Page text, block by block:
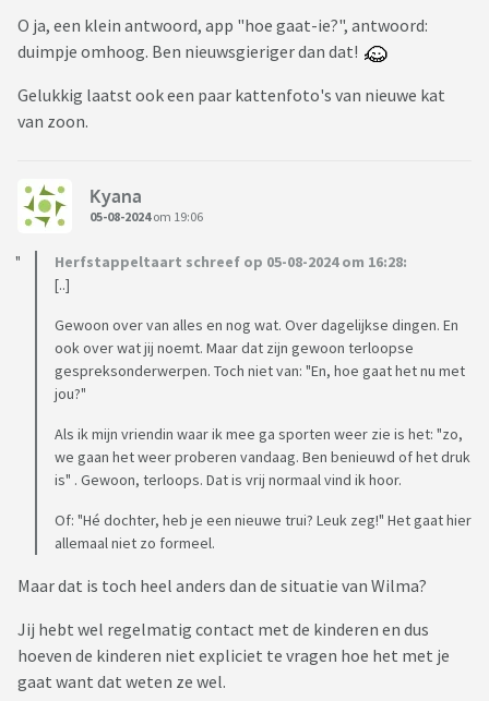
O ja, een klein antwoord, app "hoe gaat-ie?", antwoord:
duimpje omhoog. Ben nieuwsgieriger dan dat!
Gelukkig laatst ook een paar kattenfoto's van nieuwe kat
van zoon.
Kyana
05-08-2024om 19:06
Herfstappeltaart schreef op 05-08-2024 om 16:28:
[..]
Gewoon over van alles en nog wat. Over dagelijkse dingen. En
ook over wat jij noemt. Maar dat zijn gewoon terloopse
gespreksonderwerpen. Toch niet van: "En, hoe gaat het nu met
jou?"
Als ik mijn vriendin waar ik mee ga sporten weer zie is het: "zo,
we gaan het weer proberen vandaag. Ben benieuwd of het druk
is" . Gewoon, terloops. Dat is vrij normaal vind ik hoor.
Of: "Hé dochter, heb je een nieuwe trui? Leuk zeg!" Het gaat hier
allemaal niet zo formeel.
Maar dat is toch heel anders dan de situatie van Wilma?
Jij hebt wel regelmatig contact met de kinderen en dus
hoeven de kinderen niet expliciet te vragen hoe het met je
gaat want dat weten ze wel.